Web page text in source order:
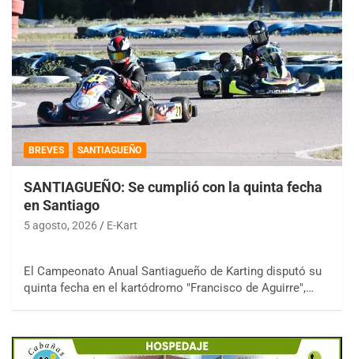
BREVES SANTIAGUEÑO
SANTIAGUEÑO: Se cumplió con la quinta fecha
en Santiago
5 agosto, 2026 E-Kart
El Campeonato Anual Santiagueño de Karting disputó su
quinta fecha en el kartódromo "Francisco de Aguirre",…